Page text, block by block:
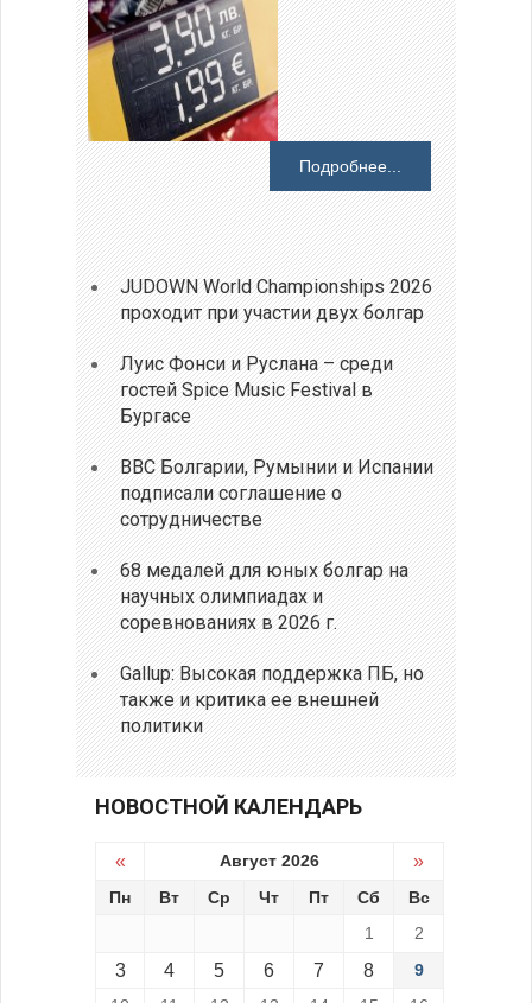
Подробнее...
JUDOWN World Championships 2026
проходит при участии двух болгар
Луис Фонси и Руслана – среди
гостей Spice Music Festival в
Бургасе
ВВС Болгарии, Румынии и Испании
подписали соглашение о
сотрудничестве
68 медалей для юных болгар на
научных олимпиадах и
соревнованиях в 2026 г.
Gallup: Высокая поддержка ПБ, но
также и критика ее внешней
политики
НОВОСТНОЙ КАЛЕНДАРЬ
« Август 2026 »
Пн Вт Ср Чт Пт Сб
Вс
1
2
3 4 5 6 7 8
9